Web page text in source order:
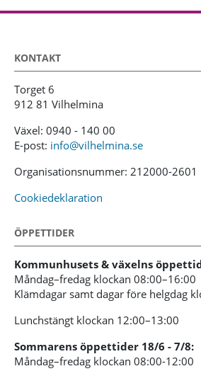
KONTAKT
Torget 6
912 81 Vilhelmina
Växel: 0940 - 140 00
E-post: info@vilhelmina.se
Organisationsnummer: 212000-2601
Cookiedeklaration
ÖPPETTIDER
Kommunhusets & växelns
Måndag–fredag klockan 08:00–16:00
Klämdagar samt dagar före helgdag
Lunchstängt klockan 12:00–13:00
Sommarens öppettider 18/6 - 7/8:
Måndag–fredag klockan 08:00-12:00